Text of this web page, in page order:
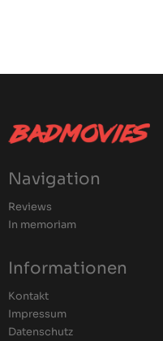
Navigation
Reviews
In memoriam
Informationen
Kontakt
Impressum
Datenschutz